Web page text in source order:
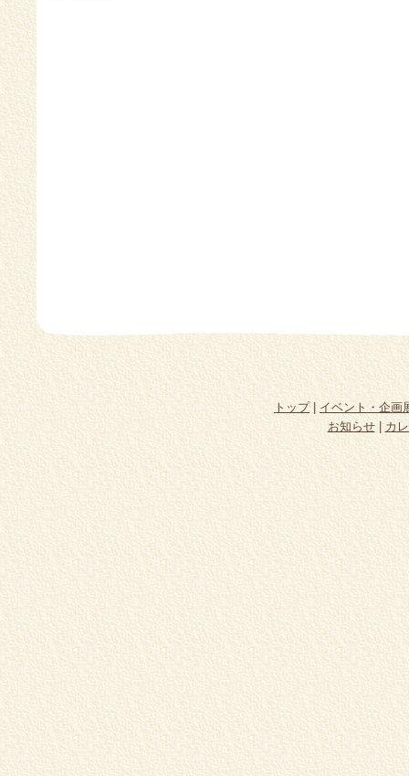
トップ|イベント・企画
お知らせ| カ